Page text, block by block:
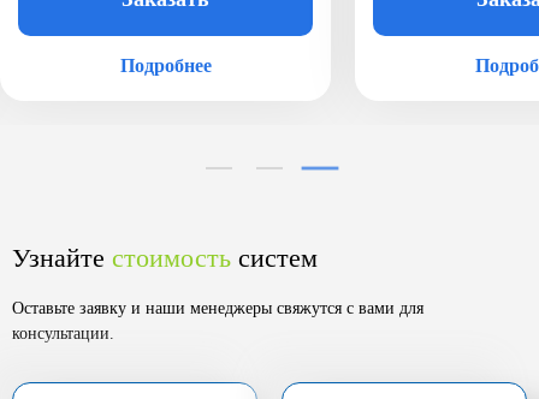
Подробнее
Узнайте стоимость систем
Оставьте заявку и наши менеджеры свяжутся с вами для
консультации.